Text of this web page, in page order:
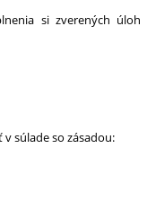
si zverených úloh
súlade so zásadou: